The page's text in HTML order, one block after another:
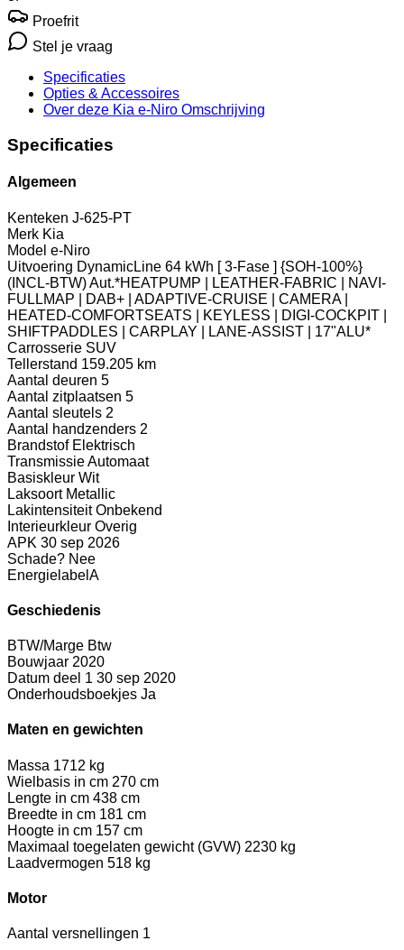
Proefrit
Stel je vraag
Specificaties
Opties & Accessoires
Over deze Kia e-Niro Omschrijving
Specificaties
Algemeen
Kenteken J-625-PT
Merk Kia
Model e-Niro
Uitvoering DynamicLine 64 kWh [ 3-Fase ] {SOH-100%}
(INCL-BTW) Aut.*HEATPUMP | LEATHER-FABRIC | NAVI-
FULLMAP | DAB+ | ADAPTIVE-CRUISE | CAMERA |
HEATED-COMFORTSEATS | KEYLESS | DIGI-COCKPIT |
SHIFTPADDLES | CARPLAY | LANE-ASSIST | 17"ALU*
Carrosserie SUV
Tellerstand 159.205 km
Aantal deuren 5
Aantal zitplaatsen 5
Aantal sleutels 2
Aantal handzenders 2
Brandstof Elektrisch
TransmissieAutomaat
Basiskleur Wit
Laksoort Metallic
Lakintensiteit Onbekend
Interieurkleur Overig
APK 30 sep 2026
Schade? Nee
Energielabel A
Geschiedenis
BTW/Marge Btw
Bouwjaar 2020
Datum deel 1 30 sep 2020
Onderhoudsboekjes Ja
Maten en gewichten
Massa 1712 kg
Wielbasis in cm 270 cm
Lengte in cm 438 cm
Breedte in cm 181 cm
Hoogte in cm 157 cm
Maximaal toegelaten gewicht (GVW) 2230 kg
Laadvermogen 518 kg
Motor
Aantal versnellingen 1